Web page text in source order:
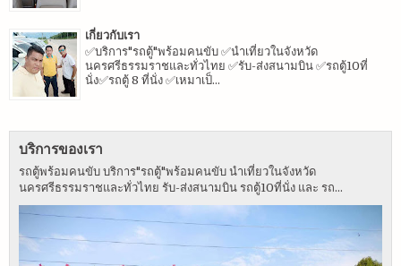
เกี่ยวกับเรา
✅บริการ"รถตู้"พร้อมคนขับ ✅นำเที่ยวในจังหวัด
นครศรีธรรมราชและทั่วไทย ✅รับ-ส่งสนามบิน ✅รถตู้10ที่
นั่ง✅รถตู้ 8 ที่นั่ง ✅เหมาเป็...
บริการของเรา
รถตู้พร้อมคนขับ บริการ"รถตู้"พร้อมคนขับ นำเที่ยวในจังหวัด
นครศรีธรรมราชและทั่วไทย รับ-ส่งสนามบิน รถตู้10ที่นั่ง และ รถ...